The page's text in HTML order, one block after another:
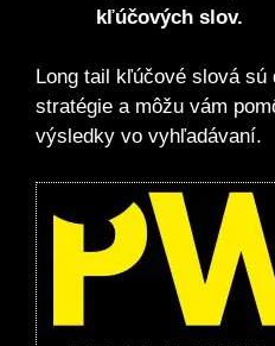
kľúčových slov.
Long tail kľúčové slová
stratégie a môžu vám
výsledky vo vyhľadávaní.